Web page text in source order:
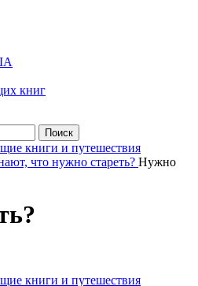
книг
что нужно стареть? Нужно